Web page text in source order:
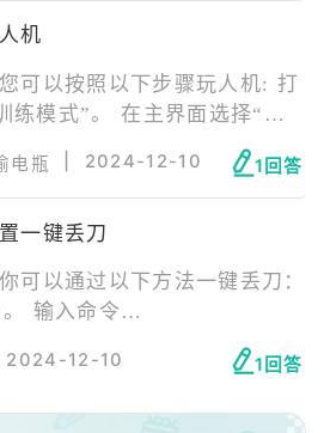
机
可以按照以下步骤玩人机: 打
练模式”。 在主界面选择“电
加难度至第三级为中级，最高
别，即专家级的难度。 在游
键打开控制台，输入指令
加一个人机。
电瓶 2024-12-10 1回答
一键丢刀
可以通过以下方法一键丢刀：
输入命令
1”。 按回车键即可
2024-12-10 1回答